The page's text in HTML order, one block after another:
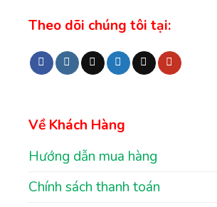
Theo dõi chúng tôi tại:
Về Khách Hàng
Hướng dẫn mua hàng
Chính sách thanh toán